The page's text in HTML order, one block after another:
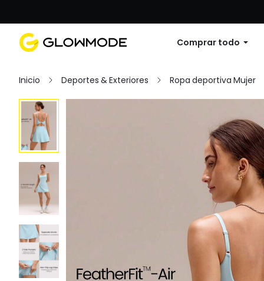
Comprar todo
Inicio Deportes & Exteriores Ropa deportiva Mujer